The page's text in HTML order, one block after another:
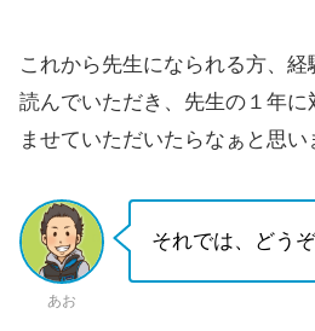
これから先生になられる方、
読んでいただき、 先生の１年に
ませていただいたらなぁと思い
あお
それでは、どうぞ